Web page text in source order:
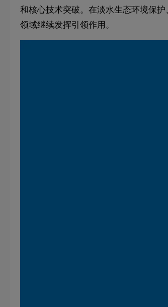
和核心技术突破。在淡水生态环境保
领域继续发挥引领作用。